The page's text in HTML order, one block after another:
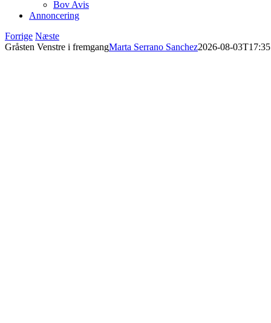
Bov Avis
Annoncering
Forrige Næste
Gråsten Venstre i fremgangMarta Serrano Sanchez2026-08-